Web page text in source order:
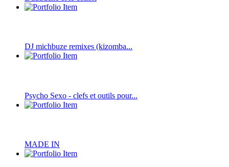
DJ michbuze remixes (kizomba...
Psycho Sexo - clefs et outils pour...
MADE IN